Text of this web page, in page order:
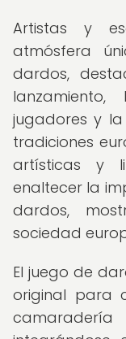
Artistas y
atmósfera
dardos,
jugadores y
tradiciones
artísticas y
enaltecer la
dardos,
sociedad
El juego de
original para
camaradería